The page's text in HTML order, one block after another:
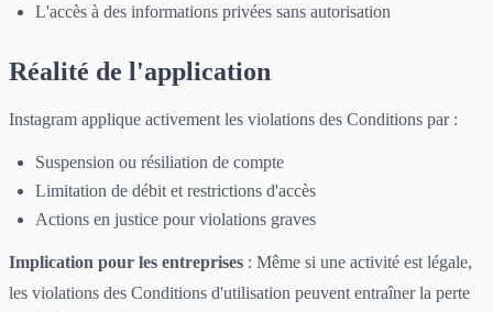
L'accès à des informations privées sans autorisation
Réalité de l'application
Instagram applique activement les violations des Conditions par :
Suspension ou résiliation de compte
Limitation de débit et restrictions d'accès
Actions en justice pour violations graves
Implication pour les entreprises : Même si une activité est légale,
les violations des Conditions d'utilisation peuvent entraîner la perte